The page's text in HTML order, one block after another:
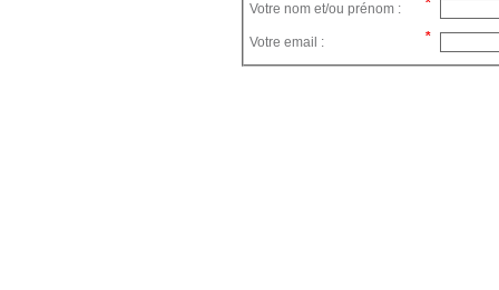
Votre nom et/ou prénom :
Votre email :